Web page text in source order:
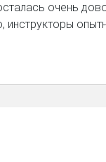
очень
инструкторы